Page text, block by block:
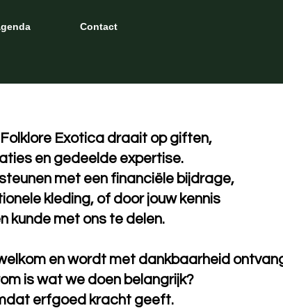
Contact
Exotica draait op giften,
en gedeelde expertise.
met een financiële bijdrage,
kleding, of door jouw kennis
kunde met ons te delen.
en wordt met dankbaarheid
is wat we doen belangrijk?
erfgoed kracht geeft.